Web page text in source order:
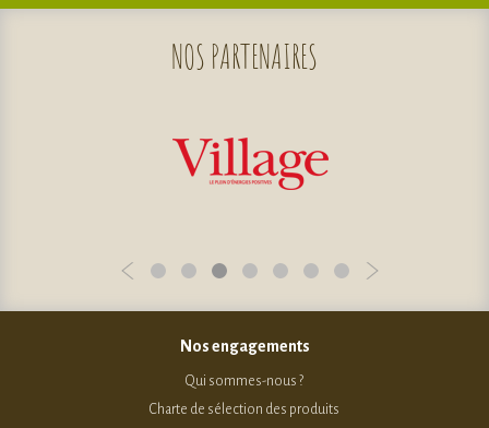
NOS PARTENAIRES
Nos engagements
Qui sommes-nous ?
Charte de sélection des produits